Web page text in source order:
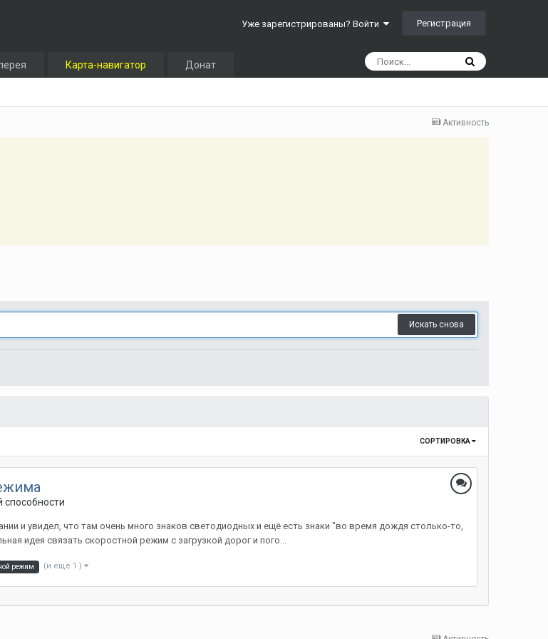
Уже зарегистрированы? Войти Регистрация
Карта-навигатор Донат
Активность
Искать снова
СОРТИРОВКА
способности
и увидел, что там очень много знаков светодиодных и ещё есть знаки "во время дождя столько-то,
идея связать скоростной режим с загрузкой дорог и пого...
режим (и ещё 1 )